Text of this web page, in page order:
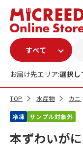
お届け先エリア:選択し
TOP 水産物 カニ
冷凍 サンプル対象外
本ずわいが